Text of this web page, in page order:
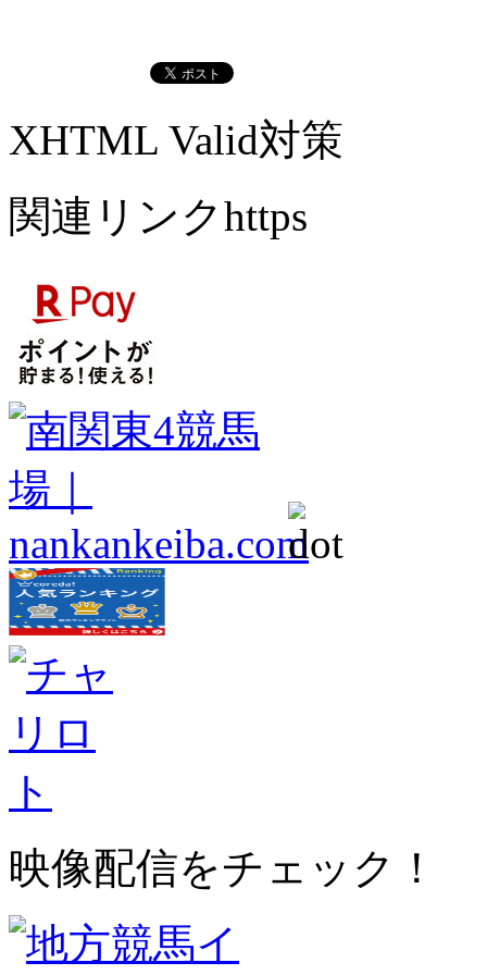
XHTML Valid対策
関連リンクhttps
映像配信をチェック！